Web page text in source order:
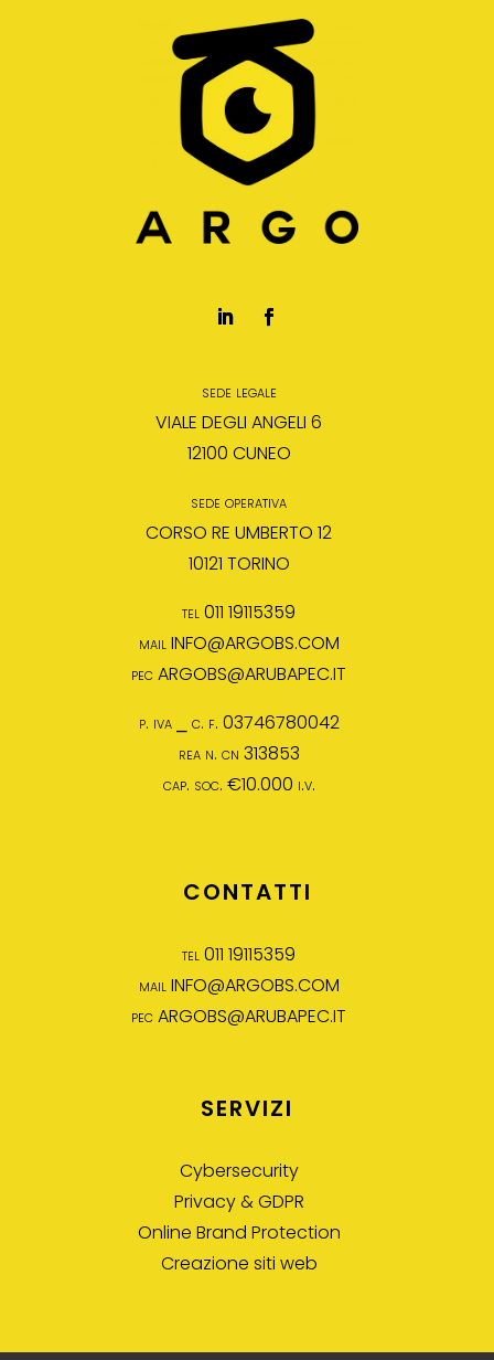
sede legale
VIALE DEGLI ANGELI 6
12100 CUNEO
sede operativa
CORSO RE UMBERTO 12
10121 TORINO
tel 011 19115359
mailINFO@ARGOBS.COM
pecARGOBS@ARUBAPEC.IT
p. iva ⎯ c. f. 03746780042
rea n. cn 313853
cap. soc. €10.000 i.v.
CONTATTI
tel 011 19115359
mailINFO@ARGOBS.COM
pecARGOBS@ARUBAPEC.IT
SERVIZI
Cybersecurity
Privacy & GDPR
Online Brand Protection
Creazione siti web